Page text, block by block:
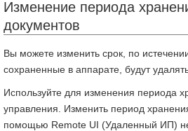
Изменение периода
документов
Вы можете изменить срок, по
сохраненные в аппарате, будут
Используйте для изменения периода
управления. Изменить период
помощью Remote UI (Удаленный ИП)